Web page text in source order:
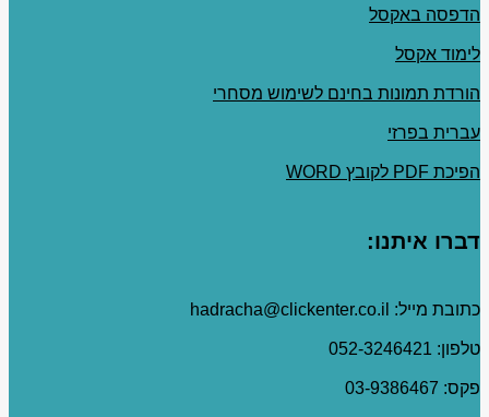
הדפסה באקסל
לימוד אקסל
הורדת תמונות בחינם לשימוש מסחרי
עברית בפרזי
הפיכת PDF לקובץ WORD
דברו איתנו:
כתובת מייל: hadracha@clickenter.co.il
טלפון: 052-3246421
פקס: 03-9386467